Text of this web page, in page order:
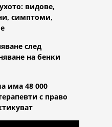
видове,
симптоми,
след
на бенки
има 48 000
с право